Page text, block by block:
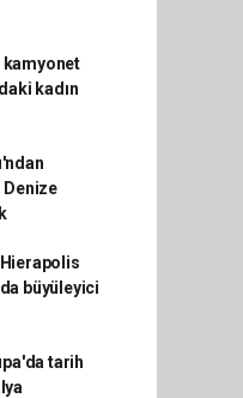
kamyonet
kadın
Denize
büyüleyici
tarih